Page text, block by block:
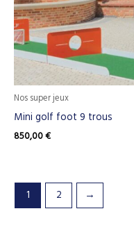
Nos super jeux
Mini golf foot 9 trous
850,00€
1 2 →